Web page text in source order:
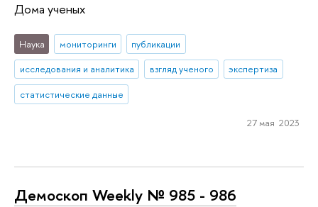
Дома ученых
Наука мониторинги
публикации
исследования и аналитика
взгляд ученого
экспертиза
статистические данные
27 мая 2023
Демоскоп Weekly № 985 - 986